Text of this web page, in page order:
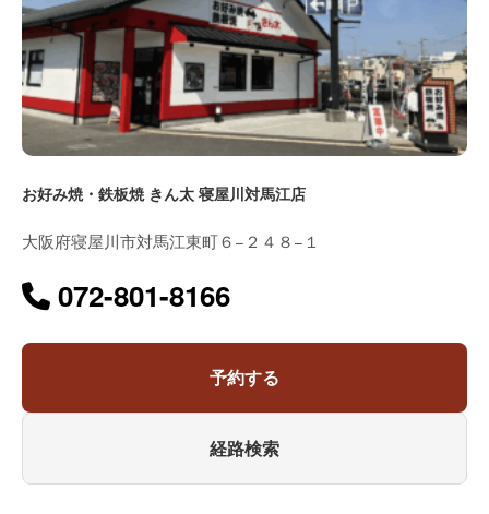
お好み焼・鉄板焼 きん太 寝屋川対馬江店
大阪府寝屋川市対馬江東町６−２４８−１
072-801-8166
予約する
経路検索